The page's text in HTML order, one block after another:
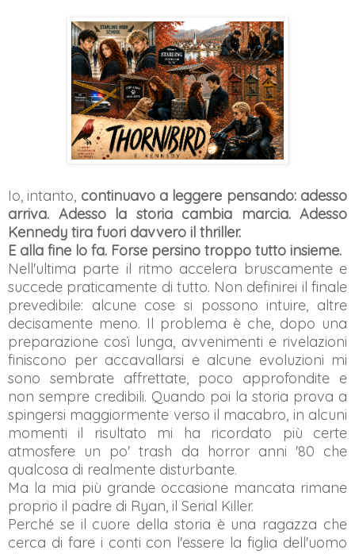
Io, intanto, continuavo a leggere pensando: adesso
arriva. Adesso la storia cambia marcia. Adesso
Kennedy tira fuori davvero il thriller.
E alla fine lo fa. Forse persino troppo tutto insieme.
Nell'ultima parte il ritmo accelera bruscamente e
succede praticamente di tutto. Non definirei il finale
prevedibile: alcune cose si possono intuire, altre
decisamente meno. Il problema è che, dopo una
preparazione così lunga, avvenimenti e rivelazioni
finiscono per accavallarsi e alcune evoluzioni mi
sono sembrate affrettate, poco approfondite e
non sempre credibili. Quando poi la storia prova a
spingersi maggiormente verso il macabro, in alcuni
momenti il risultato mi ha ricordato più certe
atmosfere un po' trash da horror anni '80 che
qualcosa di realmente disturbante.
Ma la mia più grande occasione mancata rimane
proprio il padre di Ryan, il Serial Killer.
Perché se il cuore della storia è una ragazza che
cerca di fare i conti con l'essere la figlia dell'uomo